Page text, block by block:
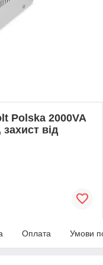
Polska 2000VA
від
Оплата Умови